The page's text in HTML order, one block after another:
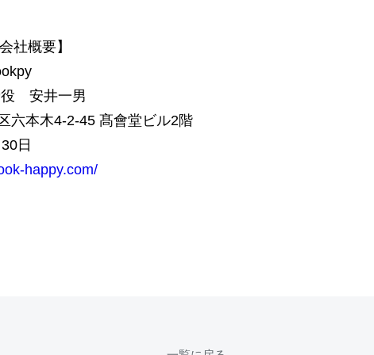
社概要】
役 安井一男
六本木4-2-45 髙會堂ビル2階
日
happy.com/